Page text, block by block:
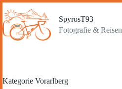
Inhalt
springen
SpyrosT93
Fotografie & Reisen
Kategorie Vorarlberg